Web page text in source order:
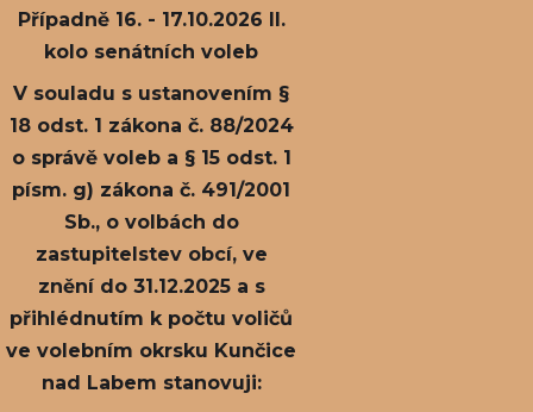
Případně 16. - 17.10.2026 II.
kolo senátních voleb
V souladu s ustanovením §
18 odst. 1 zákona č. 88/2024
o správě voleb a § 15 odst. 1
písm. g) zákona č. 491/2001
Sb., o volbách do
zastupitelstev obcí, ve
znění do 31.12.2025 a s
přihlédnutím k počtu voličů
ve volebním okrsku Kunčice
nad Labem stanovuji: